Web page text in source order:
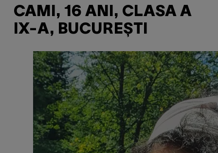
CAMI, 16 ANI, CLASA A
IX-A, BUCUREȘTI